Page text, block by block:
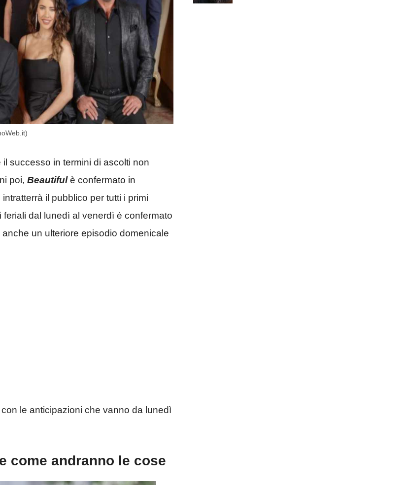
successo in termini di ascolti non
poi, Beautifulè confermato in
il pubblico per tutti i primi
dal lunedì al venerdì è confermato
un ulteriore episodio domenicale
le anticipazioni che vanno da lunedì
come andranno le cose